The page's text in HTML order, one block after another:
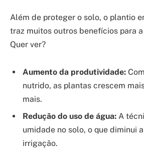
Além de proteger o solo, o plantio
traz muitos outros benefícios para
Quer ver?
Aumento da produtividade:
nutrido, as plantas crescem
mais.
Redução do uso de água: A
umidade no solo, o que diminui
irrigação.